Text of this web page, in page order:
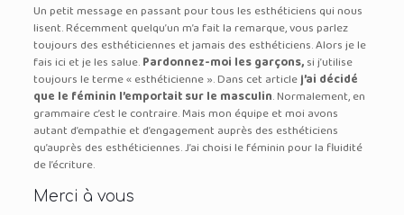
Un petit message en passant pour tous les esthéticiens qui nous
lisent. Récemment quelqu’un m’a fait la remarque, vous parlez
toujours des esthéticiennes et jamais des esthéticiens. Alors je le
fais ici et je les salue.Pardonnez-moi les garçons,si j’utilise
toujours le terme « esthéticienne ». Dans cet articlej’ai décidé
que le féminin l’emportait sur le masculin. Normalement, en
grammaire c’est le contraire. Mais mon équipe et moi avons
autant d’empathie et d’engagement auprès des esthéticiens
qu’auprès des esthéticiennes. J’ai choisi le féminin pour la fluidité
de l’écriture.
Merci à vous